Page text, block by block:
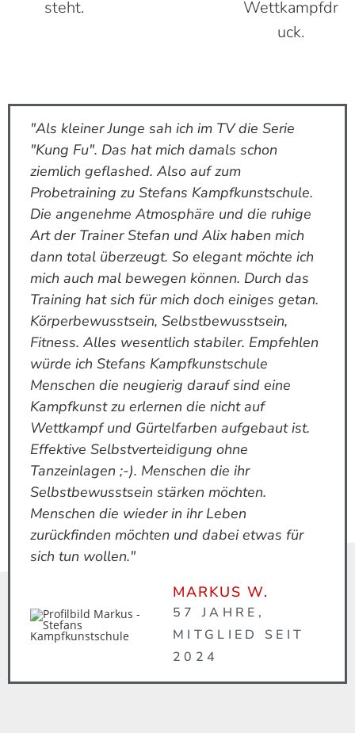
steht.
Wettkampfdr
uck.
"Als kleiner Junge sah ich im TV die Serie
"Kung Fu". Das hat mich damals schon
ziemlich geflashed. Also auf zum
Probetraining zu Stefans Kampfkunstschule.
Die angenehme Atmosphäre und die ruhige
Art der Trainer Stefan und Alix haben mich
dann total überzeugt. So elegant möchte ich
mich auch mal bewegen können. Durch das
Training hat sich für mich doch einiges getan.
Körperbewusstsein, Selbstbewusstsein,
Fitness. Alles wesentlich stabiler. Empfehlen
würde ich Stefans Kampfkunstschule
Menschen die neugierig darauf sind eine
Kampfkunst zu erlernen die nicht auf
Wettkampf und Gürtelfarben aufgebaut ist.
Effektive Selbstverteidigung ohne
Tanzeinlagen ;-). Menschen die ihr
Selbstbewusstsein stärken möchten.
Menschen die wieder in ihr Leben
zurückfinden möchten und dabei etwas für
sich tun wollen."
MARKUS W.
57 JAHRE,
MITGLIED SEIT
2024